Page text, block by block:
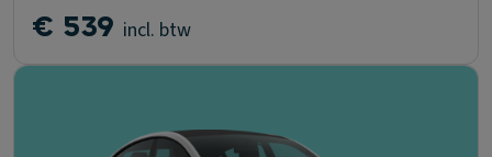
€ 539 incl. btw